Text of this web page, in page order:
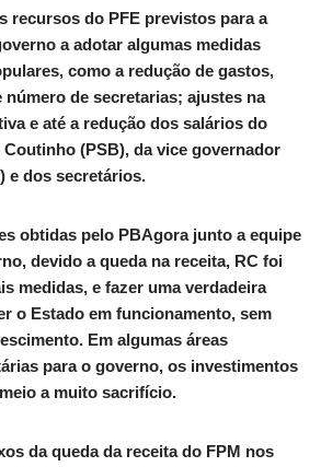
recursos do PFE previstos para a
a adotar algumas medidas
como a redução de gastos,
número de secretarias; ajustes na
e até a redução dos salários do
(PSB), da vice governador
e dos secretários.
obtidas pelo PBAgora junto a equipe
devido a queda na receita, RC foi
medidas, e fazer uma verdadeira
o Estado em funcionamento, sem
Em algumas áreas
para o governo, os investimentos
a muito sacrifício.
da queda da receita do FPM nos